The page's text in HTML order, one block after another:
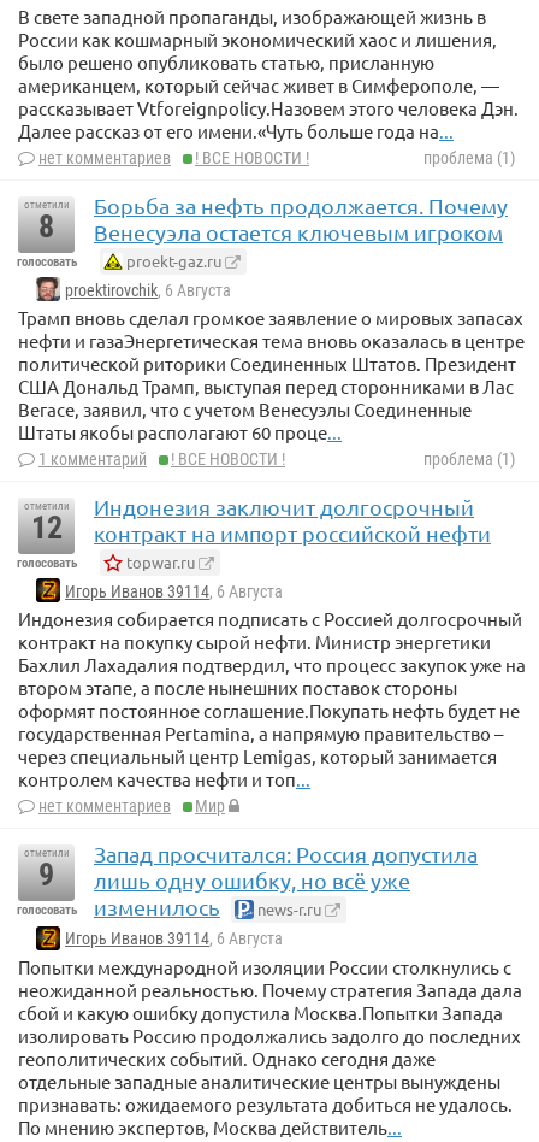
В свете западной пропаганды, изображающей жизнь в
России как кошмарный экономический хаос и лишения,
было решено опубликовать статью, присланную
американцем, который сейчас живет в Симферополе, —
рассказывает Vtforeignpolicy.Назовем этого человека Дэн.
Далее рассказ от его имени.«Чуть больше года на
нет комментариев ! ВСЕ НОВОСТИ ! проблема (1)
отметили
8
голосовать
Борьба за нефть продолжается. Почему
Венесуэла остается ключевым игроком
proekt-gaz.ru
proektirovchik, 6 Августа
Трамп вновь сделал громкое заявление о мировых запасах
нефти и газаЭнергетическая тема вновь оказалась в центре
политической риторики Соединенных Штатов. Президент
США Дональд Трамп, выступая перед сторонниками в Лас
Вегасе, заявил, что с учетом Венесуэлы Соединенные
Штаты якобы располагают 60 проце...
1 комментарий ! ВСЕ НОВОСТИ ! проблема (1)
отметили
12
голосовать
Индонезия заключит долгосрочный
контракт на импорт российской нефти
topwar.ru
Игорь Иванов 39114, 6 Августа
Индонезия собирается подписать с Россией долгосрочный
контракт на покупку сырой нефти. Министр энергетики
Бахлил Лахадалия подтвердил, что процесс закупок уже на
втором этапе, а после нынешних поставок стороны
оформят постоянное соглашение.Покупать нефть будет не
государственная Pertamina, а напрямую правительство –
через специальный центр Lemigas, который занимается
контролем качества нефти и топ...
нет комментариев Мир
отметили
9
голосовать
Запад просчитался: Россия допустила
лишь одну ошибку, но всё уже
изменилось
news-r.ru
Игорь Иванов 39114, 6 Августа
Попытки международной изоляции России столкнулись с
неожиданной реальностью. Почему стратегия Запада дала
сбой и какую ошибку допустила Москва.Попытки Запада
изолировать Россию продолжались задолго до последних
геополитических событий. Однако сегодня даже
отдельные западные аналитические центры вынуждены
признавать: ожидаемого результата добиться не удалось.
По мнению экспертов, Москва действитель